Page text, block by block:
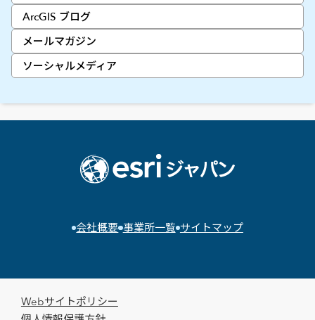
ArcGIS ブログ
メールマガジン
ソーシャルメディア
会社概要 事業所一覧 サイトマップ
Webサイトポリシー